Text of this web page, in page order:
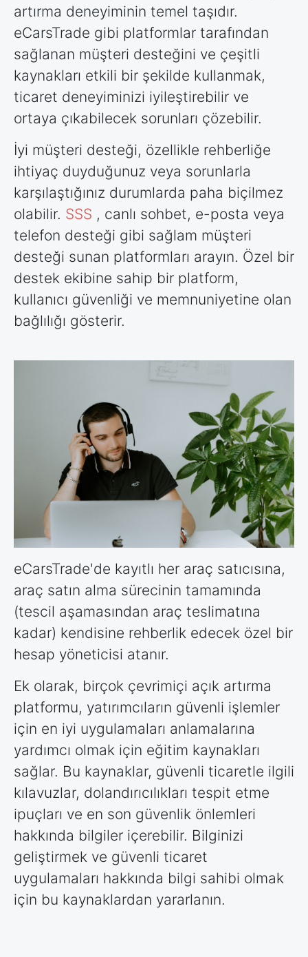
artırma deneyiminin temel taşıdır.
eCarsTrade gibi platformlar tarafından
sağlanan müşteri desteğini ve çeşitli
kaynakları etkili bir şekilde kullanmak,
ticaret deneyiminizi iyileştirebilir ve
ortaya çıkabilecek sorunları çözebilir.
İyi müşteri desteği, özellikle rehberliğe
ihtiyaç duyduğunuz veya sorunlarla
karşılaştığınız durumlarda paha biçilmez
olabilir. SSS , canlı sohbet, e-posta veya
telefon desteği gibi sağlam müşteri
desteği sunan platformları arayın. Özel bir
destek ekibine sahip bir platform,
kullanıcı güvenliği ve memnuniyetine olan
bağlılığı gösterir.
eCarsTrade'de kayıtlı her araç satıcısına,
araç satın alma sürecinin tamamında
(tescil aşamasından araç teslimatına
kadar) kendisine rehberlik edecek özel bir
hesap yöneticisi atanır.
Ek olarak, birçok çevrimiçi açık artırma
platformu, yatırımcıların güvenli işlemler
için en iyi uygulamaları anlamalarına
yardımcı olmak için eğitim kaynakları
sağlar. Bu kaynaklar, güvenli ticaretle ilgili
kılavuzlar, dolandırıcılıkları tespit etme
ipuçları ve en son güvenlik önlemleri
hakkında bilgiler içerebilir. Bilginizi
geliştirmek ve güvenli ticaret
uygulamaları hakkında bilgi sahibi olmak
için bu kaynaklardan yararlanın.